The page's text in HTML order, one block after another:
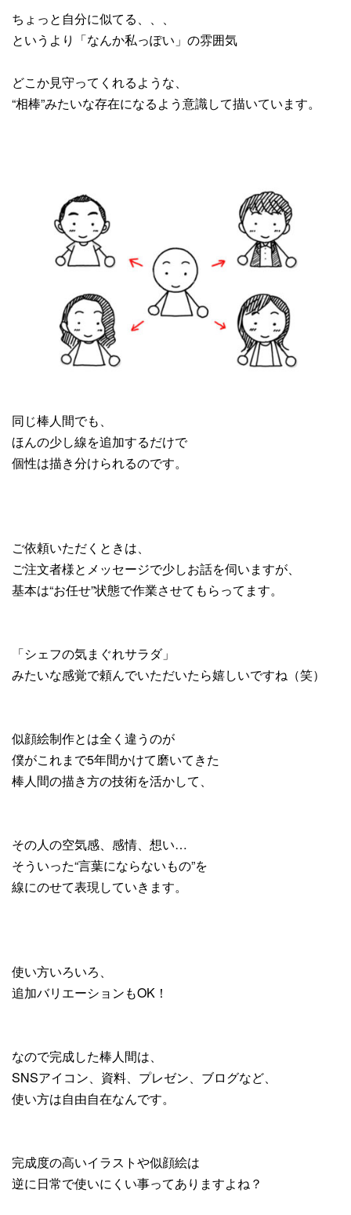
ちょっと自分に似てる、、、
というより「なんか私っぽい」の雰囲気
どこか見守ってくれるような、
“相棒”みたいな存在になるよう意識して描いています。
同じ棒人間でも、
ほんの少し線を追加するだけで
個性は描き分けられるのです。
ご依頼いただくときは、
ご注文者様とメッセージで少しお話を伺いますが、
基本は“お任せ”状態で作業させてもらってます。
「シェフの気まぐれサラダ」
みたいな感覚で頼んでいただいたら嬉しいですね（笑）
似顔絵制作とは全く違うのが
僕がこれまで5年間かけて磨いてきた
棒人間の描き方の技術を活かして、
その人の空気感、感情、想い…
そういった“言葉にならないもの”を
線にのせて表現していきます。
使い方いろいろ、
追加バリエーションもOK！
なので完成した棒人間は、
SNSアイコン、資料、プレゼン、ブログなど、
使い方は自由自在なんです。
完成度の高いイラストや似顔絵は
逆に日常で使いにくい事ってありますよね？